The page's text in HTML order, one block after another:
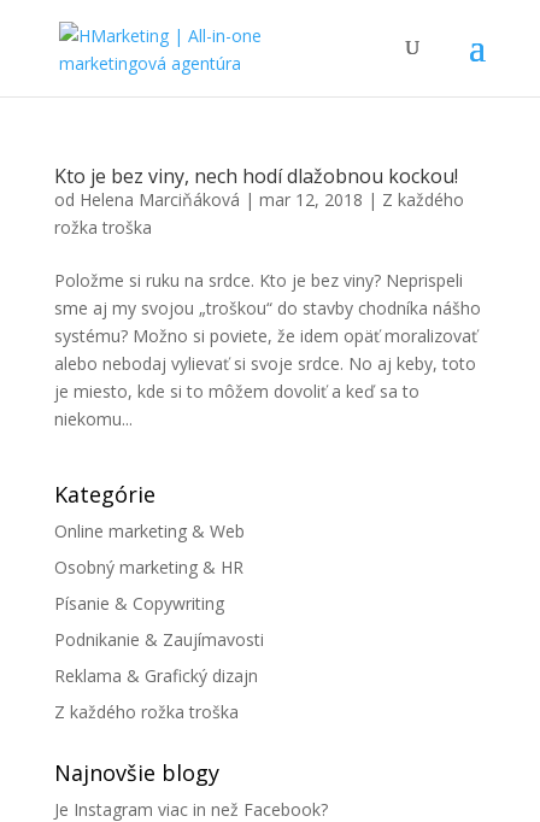
Kto je bez viny, nech hodí dlažobnou kockou!
od Helena Marciňáková | mar 12, 2018 | Z každého
rožka troška
Položme si ruku na srdce. Kto je bez viny? Neprispeli
sme aj my svojou „troškou“ do stavby chodníka nášho
systému? Možno si poviete, že idem opäť moralizovať
alebo nebodaj vylievať si svoje srdce. No aj keby, toto
je miesto, kde si to môžem dovoliť a keď sa to
niekomu...
Kategórie
Online marketing & Web
Osobný marketing & HR
Písanie & Copywriting
Podnikanie & Zaujímavosti
Reklama & Grafický dizajn
Z každého rožka troška
Najnovšie blogy
Je Instagram viac in než Facebook?